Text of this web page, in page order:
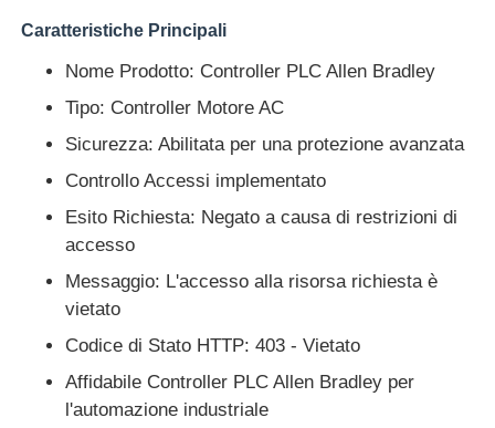
Chi siamo
Fatory Tour
Caratteristiche Principali
Nome Prodotto: Controller PLC Allen Bradley
Tipo: Controller Motore AC
Sicurezza: Abilitata per una protezione avanzata
Controllo Accessi implementato
Esito Richiesta: Negato a causa di restrizioni di
accesso
Messaggio: L'accesso alla risorsa richiesta è
vietato
Codice di Stato HTTP: 403 - Vietato
Affidabile Controller PLC Allen Bradley per
l'automazione industriale